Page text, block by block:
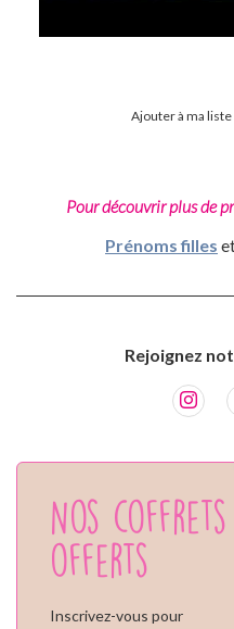
Ajouter à ma liste
Pour découvrir plus de
Prénoms filles
Rejoignez
Nos coffrets
offerts
Inscrivez-vous pour